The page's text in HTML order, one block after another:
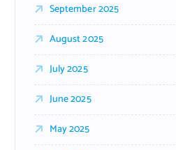
September 2025
August 2025
July 2025
June 2025
May 2025